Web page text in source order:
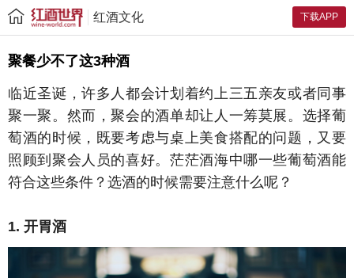
下载APP
红酒文化
聚餐少不了这3种酒
临近圣诞，许多人都会计划着约上三五亲友或者同事
聚一聚。然而，聚会的酒单却让人一筹莫展。选择葡
萄酒的时候，既要考虑与桌上美食搭配的问题，又要
照顾到聚会人员的喜好。茫茫酒海中哪一些葡萄酒能
符合这些条件？选酒的时候需要注意什么呢？
1. 开胃酒